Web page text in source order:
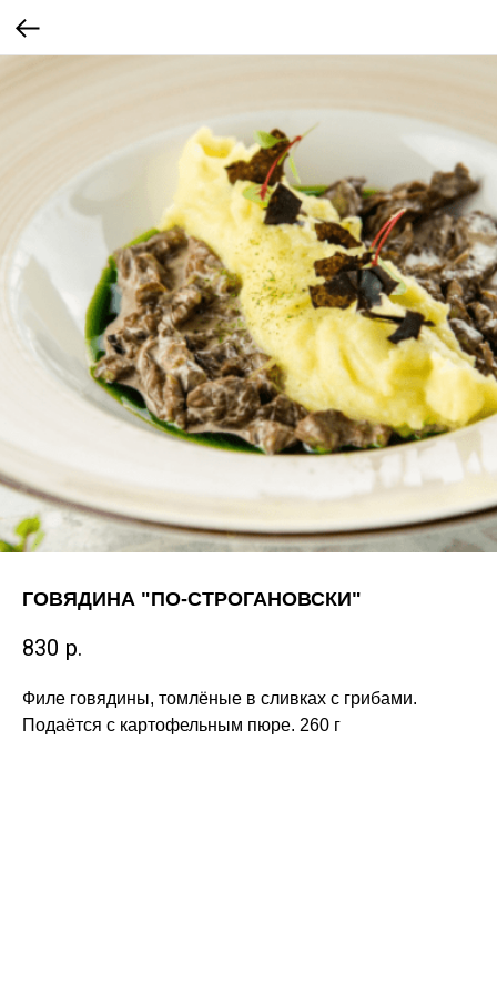
ГОВЯДИНА "ПО-СТРОГАНОВСКИ"
830 р.
Филе говядины, томлёные в сливках с грибами.
Подаётся с картофельным пюре. 260 г